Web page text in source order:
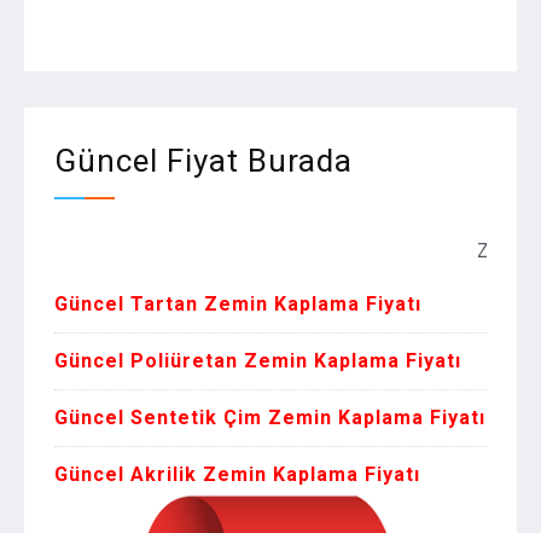
Güncel Fiyat Burada
Zemin
Güncel Tartan Zemin Kaplama Fiyatı
Güncel Poliüretan Zemin Kaplama Fiyatı
Güncel Sentetik Çim Zemin Kaplama Fiyatı
Güncel Akrilik Zemin Kaplama Fiyatı